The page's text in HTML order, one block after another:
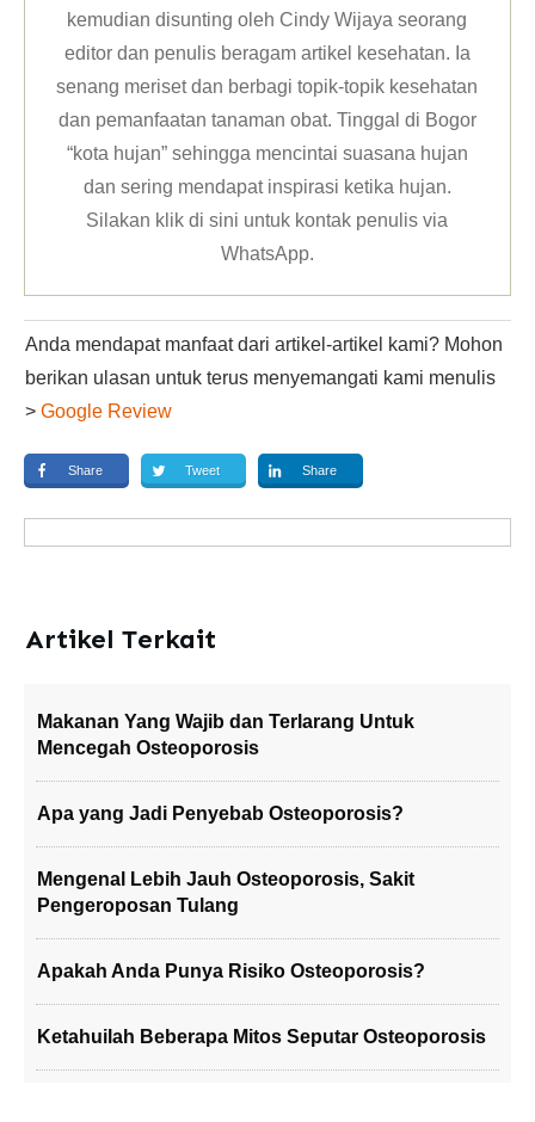
kemudian disunting oleh Cindy Wijaya seorang
editor dan penulis beragam artikel kesehatan. Ia
senang meriset dan berbagi topik-topik kesehatan
dan pemanfaatan tanaman obat. Tinggal di Bogor
“kota hujan” sehingga mencintai suasana hujan
dan sering mendapat inspirasi ketika hujan.
Silakan klikdi sini untuk kontak penulis via
WhatsApp.
Anda mendapat manfaat dari artikel-artikel kami? Mohon
berikan ulasan untuk terus menyemangati kami menulis
> Google Review
Share Tweet Share
Artikel Terkait
Makanan Yang Wajib dan Terlarang Untuk
Mencegah Osteoporosis
Apa yang Jadi Penyebab Osteoporosis?
Mengenal Lebih Jauh Osteoporosis, Sakit
Pengeroposan Tulang
Apakah Anda Punya Risiko Osteoporosis?
Ketahuilah Beberapa Mitos Seputar Osteoporosis